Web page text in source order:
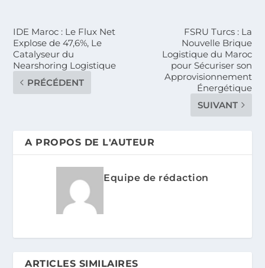
IDE Maroc : Le Flux Net
Explose de 47,6%, Le
Catalyseur du
Nearshoring Logistique
PRÉCÉDENT
FSRU Turcs : La
Nouvelle Brique
Logistique du Maroc
pour Sécuriser son
Approvisionnement
Énergétique
SUIVANT
A PROPOS DE L'AUTEUR
Equipe de rédaction
ARTICLES SIMILAIRES